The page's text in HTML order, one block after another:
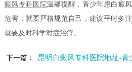
癜风专科医院温馨提醒，青少年患白癜
危害，就要严格规范自己，建议平时多
就要及时科学对症治疗。
下一篇： 昆明白癜风专科医院地址-青少